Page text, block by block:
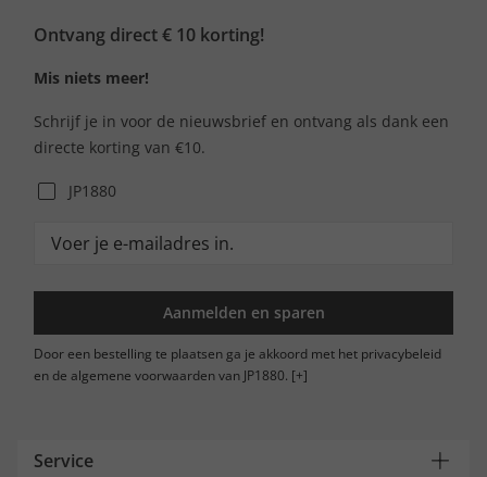
Ontvang direct € 10 korting!
Mis niets meer!
Schrijf je in voor de nieuwsbrief en ontvang als dank een
directe korting van €10.
JP1880
Aanmelden en sparen
Door een bestelling te plaatsen ga je akkoord met het privacybeleid
en de algemene voorwaarden van JP1880. [+]
Service